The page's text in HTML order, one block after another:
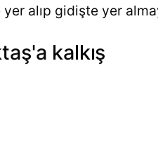
alıp gidişte yer
kalkış